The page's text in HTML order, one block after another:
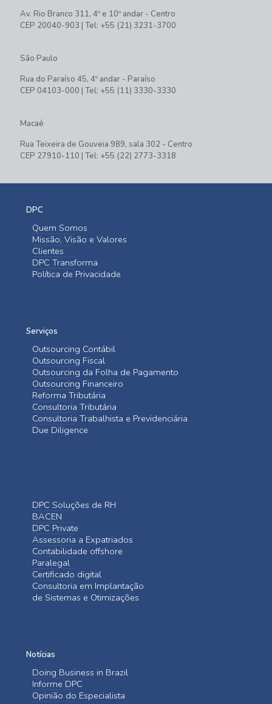
Av. Rio Branco 311, 4º e 10º andar - Centro
CEP 20040-903 | Tel: +55 (21) 3231-3700
São Paulo
Rua do Paraíso 45, 4º andar - Paraíso
CEP 04103-000 | Tel: +55 (11) 3330-3330
Macaé
Rua Teixeira de Gouveia 989, sala 302 - Centro
CEP 27910-110 | Tel: +55 (22) 2773-3318
DPC
Quem Somos
Missão, Visão e Valores
Clientes
DPC Transforma
Política de Privacidade
Serviços
Outsourcing Contábil
Outsourcing Fiscal
Outsourcing da Folha de Pagamento
Outsourcing Financeiro
Reforma Tributária
Consultoria Tributária
Consultoria Trabalhista e Previdenciária
Due Diligence
DPC Soluções de RH
BACEN
DPC Private
Assessoria a Expatriados
Contabilidade offshore
Paralegal
Certificado digital
Consultoria em Implantação
de Sistemas e Otimizações
Notícias
Doing Business in Brazil
Informe DPC
Opinião do Especialista